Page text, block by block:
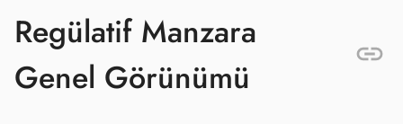
Regülatif Manzara
Genel Görünümü